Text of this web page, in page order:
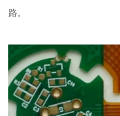
路。